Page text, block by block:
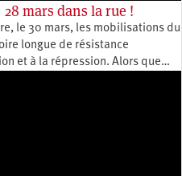
mars dans la rue !
le 30 mars, les mobilisations du
longue de résistance
et à la répression. Alors que…